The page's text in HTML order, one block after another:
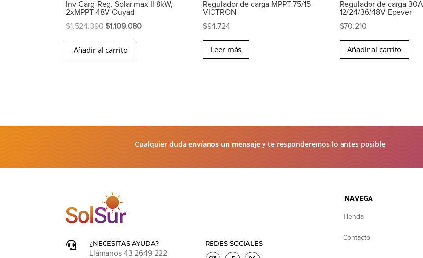
Inv-Carg-Reg. Solar max II 8kW,
2xMPPT 48V Ouyad
$1.524.390 El
original
$1.109.080El
Añadir al carrito
Regulador de carga MPPT 75/15
VICTRON
$94.724
Leer más
Regulador de carga 30A
12/24/36/48V Epever
$70.210
Añadir al carrito
Cualquier dudaenvíanos un mensaje y te responderemos lo antes posible

¿NECESITAS AYUDA?
Llámanos 43 2649 222
REDES SOCIALES
NAVEGA
Tienda
Contacto